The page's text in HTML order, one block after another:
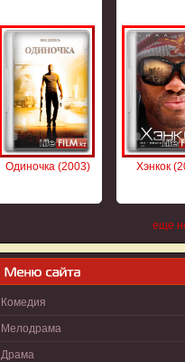
Одиночка (2003) Хэнкок
еще
Комедия
Мелодрама
Драма